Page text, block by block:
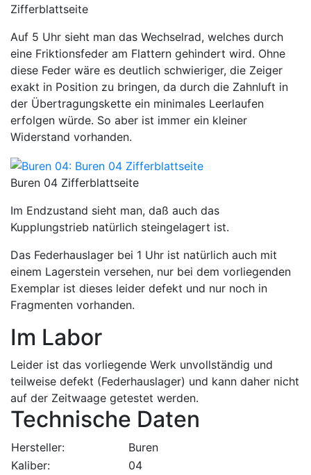
Zifferblattseite
Auf 5 Uhr sieht man das Wechselrad, welches durch
eine Friktionsfeder am Flattern gehindert wird. Ohne
diese Feder wäre es deutlich schwieriger, die Zeiger
exakt in Position zu bringen, da durch die Zahnluft in
der Übertragungskette ein minimales Leerlaufen
erfolgen würde. So aber ist immer ein kleiner
Widerstand vorhanden.
Buren 04 Zifferblattseite
Im Endzustand sieht man, daß auch das
Kupplungstrieb natürlich steingelagert ist.
Das Federhauslager bei 1 Uhr ist natürlich auch mit
einem Lagerstein versehen, nur bei dem vorliegenden
Exemplar ist dieses leider defekt und nur noch in
Fragmenten vorhanden.
Im Labor
Leider ist das vorliegende Werk unvollständig und
teilweise defekt (Federhauslager) und kann daher nicht
auf der Zeitwaage getestet werden.
Technische Daten
Hersteller:
Buren
Kaliber:
04